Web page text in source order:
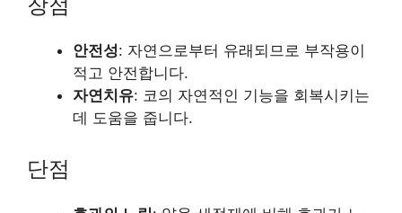
안전성: 자연으로부터 유래되므로 부작용이
적고 안전합니다.
자연치유: 코의 자연적인 기능을 회복시키는
데 도움을 줍니다.
단점